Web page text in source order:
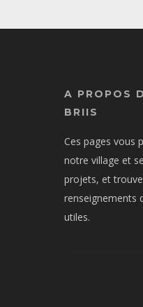
A PROPOS
BRIIS
Ces pages vous
notre village et
projets, et
renseignements
utiles.